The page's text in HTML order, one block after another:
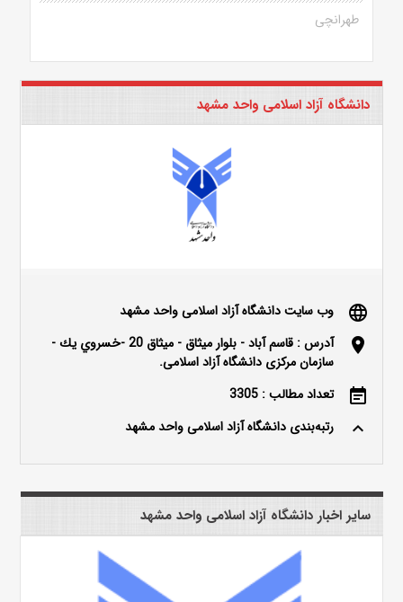
طهرانچی
دانشگاه آزاد اسلامی واحد مشهد
language وب سایت دانشگاه آزاد اسلامی واحد مشهد
location_on
آدرس : قاسم آباد - بلوار ميثاق - ميثاق 20 -خسروي يك -
سازمان مرکزی دانشگاه آزاد اسلامی.
event_note تعداد مطالب : 3305
keyboard_arrow_up رتبه‌بندی دانشگاه آزاد اسلامی واحد مشهد
سایر اخبار دانشگاه آزاد اسلامی واحد مشهد